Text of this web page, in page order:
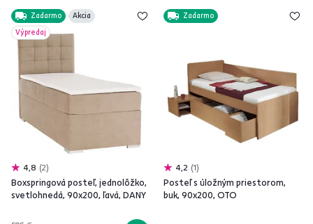
Zadarmo
Akcia
Výpredaj
4,8 2
Boxspringová posteľ, jednolôžko,
svetlohnedá, 90x200, ľavá, DANY
Zadarmo
4,2 1
Posteľ s úložným priestorom,
buk, 90x200, OTO